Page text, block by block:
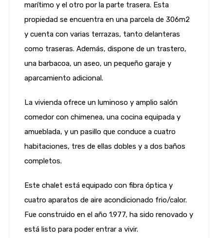
marítimo y el otro por la parte trasera. Esta
propiedad se encuentra en una parcela de 306m2
y cuenta con varias terrazas, tanto delanteras
como traseras. Además, dispone de un trastero,
una barbacoa, un aseo, un pequeño garaje y
aparcamiento adicional.
La vivienda ofrece un luminoso y amplio salón
comedor con chimenea, una cocina equipada y
amueblada, y un pasillo que conduce a cuatro
habitaciones, tres de ellas dobles y a dos baños
completos.
Este chalet está equipado con fibra óptica y
cuatro aparatos de aire acondicionado frio/calor.
Fue construido en el año 1.977, ha sido renovado y
está listo para poder entrar a vivir.